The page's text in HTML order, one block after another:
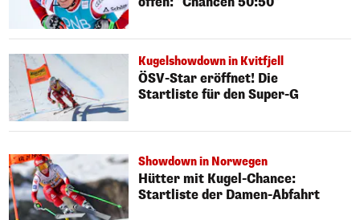
Kugelshowdown in Kvitfjell
ÖSV-Star eröffnet! Die
Startliste für den Super-G
Showdown in Norwegen
Hütter mit Kugel-Chance:
Startliste der Damen-Abfahrt